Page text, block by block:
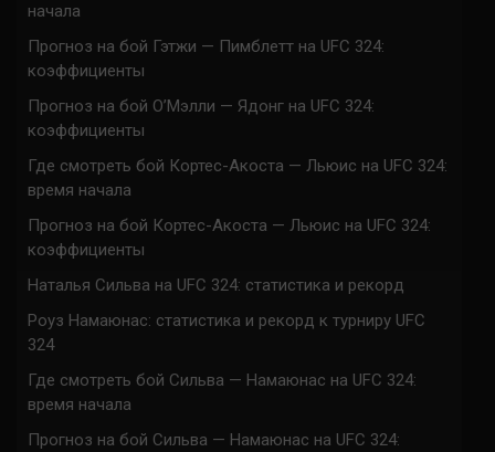
начала
Прогноз на бой Гэтжи — Пимблетт на UFC 324:
коэффициенты
Прогноз на бой О’Мэлли — Ядонг на UFC 324:
коэффициенты
Где смотреть бой Кортес-Акоста — Льюис на UFC 324:
время начала
Прогноз на бой Кортес-Акоста — Льюис на UFC 324:
коэффициенты
Наталья Сильва на UFC 324: статистика и рекорд
Роуз Намаюнас: статистика и рекорд к турниру UFC
324
Где смотреть бой Сильва — Намаюнас на UFC 324:
время начала
Прогноз на бой Сильва — Намаюнас на UFC 324: